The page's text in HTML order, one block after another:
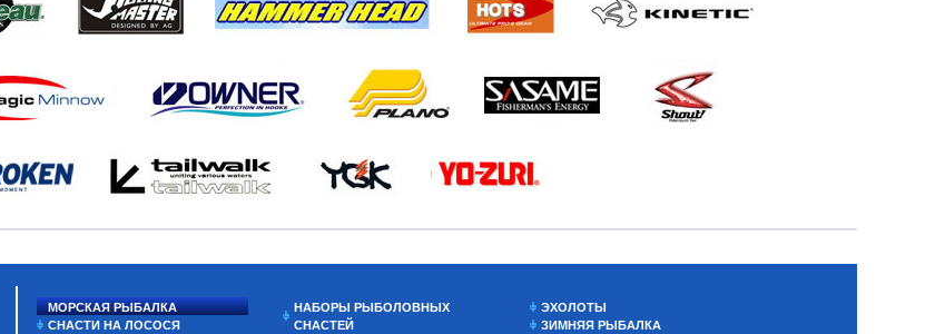
МОРСКАЯ РЫБАЛКА
СНАСТИ НА ЛОСОСЯ
НАБОРЫ РЫБОЛОВНЫХ
СНАСТЕЙ
ЭХОЛОТЫ
ЗИМНЯЯ РЫБАЛКА